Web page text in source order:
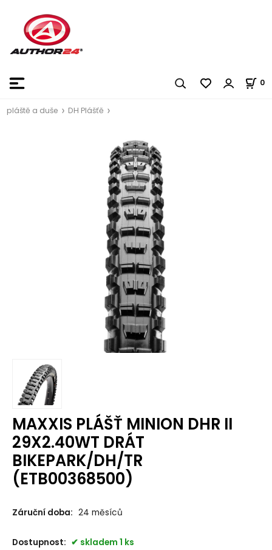
0
pláště a duše DH Plášťě
MAXXIS PLÁŠŤ MINION DHR II
29X2.40WT DRÁT
BIKEPARK/DH/TR
(ETB00368500)
Záruční doba: 24 měsíců
Dostupnost: skladem 1 ks